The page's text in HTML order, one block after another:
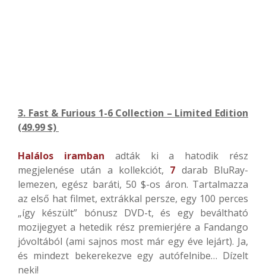
3. Fast & Furious 1-6 Collection – Limited Edition
(49.99 $)
Halálos iramban
adták ki a hatodik rész
megjelenése után a kollekciót, 7 darab BluRay-
lemezen, egész baráti, 50 $-os áron. Tartalmazza
az első hat filmet, extrákkal persze, egy 100 perces
„így készült” bónusz DVD-t, és egy beváltható
mozijegyet a hetedik rész premierjére a Fandango
jóvoltából (ami sajnos most már egy éve lejárt). Ja,
és mindezt bekerekezve egy autófelnibe… Dízelt
neki!